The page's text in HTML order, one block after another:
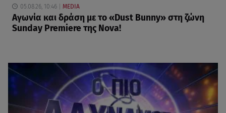
05.08.26, 10:46 MEDIA
Αγωνία και δράση με το «Dust Bunny» στη ζώνη
Sunday Premiere της Nova!